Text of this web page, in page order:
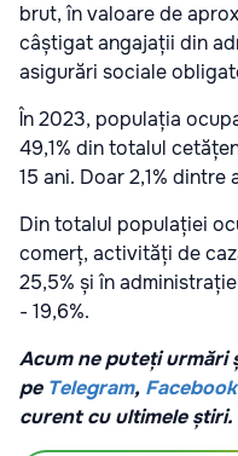
brut, în valoare de
câștigat angajații din
asigurări sociale
În 2023, populația
49,1% din totalul
15 ani. Doar 2,1% dintre
Din totalul populației
comerț, activități de
25,5% și în
- 19,6%.
Acum ne puteți urmări
pe Telegram, Facebook
curent cu ultimele știri.